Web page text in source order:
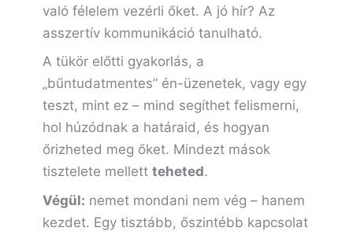
való félelem vezérli őket. A jó hír? Az
asszertív kommunikáció tanulható.
A tükör előtti gyakorlás, a
„bűntudatmentes” én-üzenetek, vagy egy
teszt, mint ez – mind segíthet felismerni,
hol húzódnak a határaid, és hogyan
őrizheted meg őket. Mindezt mások
tisztelete mellett teheted.
Végül: nemet mondani nem vég – hanem
kezdet. Egy tisztább, őszintébb kapcsolat